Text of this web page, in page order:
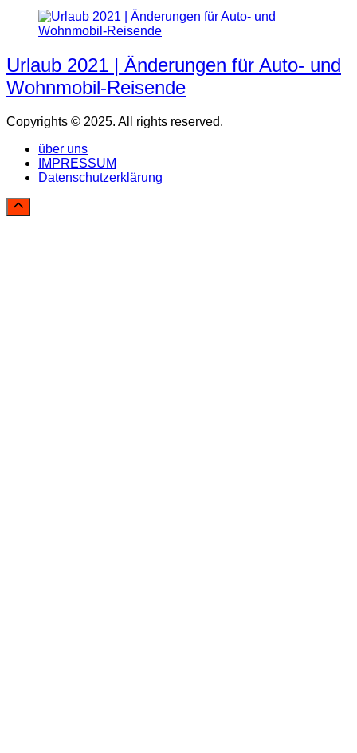
Urlaub 2021 | Änderungen für Auto- und
Wohnmobil-Reisende
Copyrights © 2025. All rights reserved.
über uns
IMPRESSUM
Datenschutzerklärung